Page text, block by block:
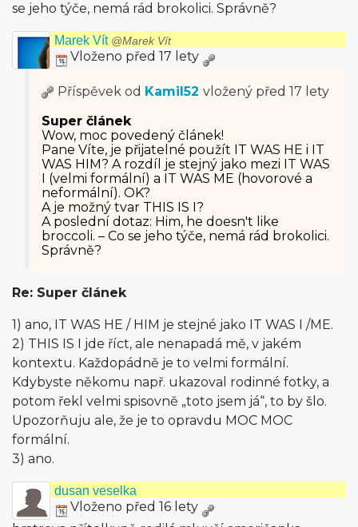
se jeho týče, nemá rád brokolici. Správně?
Marek Vít @Marek Vít
Vloženo před 17 lety
Příspěvek od Kamil52 vložený před 17 lety
Super článek
Wow, moc povedený článek!
Pane Víte, je přijatelné použít IT WAS HE i IT
WAS HIM? A rozdíl je stejný jako mezi IT WAS
I (velmi formální) a IT WAS ME (hovorové a
neformální). OK?
A je možný tvar THIS IS I?
A poslední dotaz: Him, he doesn't like
broccoli. – Co se jeho týče, nemá rád brokolici.
Správně?
Re: Super článek
1) ano, IT WAS HE / HIM je stejné jako IT WAS I /ME.
2) THIS IS I jde říct, ale nenapadá mě, v jakém
kontextu. Každopádně je to velmi formální.
Kdybyste někomu např. ukazoval rodinné fotky, a
potom řekl velmi spisovně „toto jsem já“, to by šlo.
Upozorňuju ale, že je to opravdu MOC MOC
formální.
3) ano.
dusan veselka
Vloženo před 16 lety